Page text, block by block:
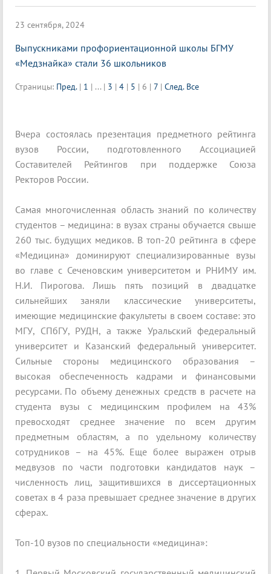
23 сентября, 2024
Выпускниками профориентационной школы БГМУ
«Медзнайка» стали 36 школьников
Страницы: Пред. | 1 | ... | 3 | 4 | 5 | 6 | 7 | След. Все
Вчера состоялась презентация предметного рейтинга
вузов России, подготовленного Ассоциацией
Составителей Рейтингов при поддержке Союза
Ректоров России.
Самая многочисленная область знаний по количеству
студентов – медицина: в вузах страны обучается свыше
260 тыс. будущих медиков. В топ-20 рейтинга в сфере
«Медицина» доминируют специализированные вузы
во главе с Сеченовским университетом и РНИМУ им.
Н.И. Пирогова. Лишь пять позиций в двадцатке
сильнейших заняли классические университеты,
имеющие медицинские факультеты в своем составе: это
МГУ, СПбГУ, РУДН, а также Уральский федеральный
университет и Казанский федеральный университет.
Сильные стороны медицинского образования –
высокая обеспеченность кадрами и финансовыми
ресурсами. По объему денежных средств в расчете на
студента вузы с медицинским профилем на 43%
превосходят среднее значение по всем другим
предметным областям, а по удельному количеству
сотрудников – на 45%. Еще более выражен отрыв
медвузов по части подготовки кандидатов наук –
численность лиц, защитившихся в диссертационных
советах в 4 раза превышает среднее значение в других
сферах.
Топ-10 вузов по специальности «медицина»: